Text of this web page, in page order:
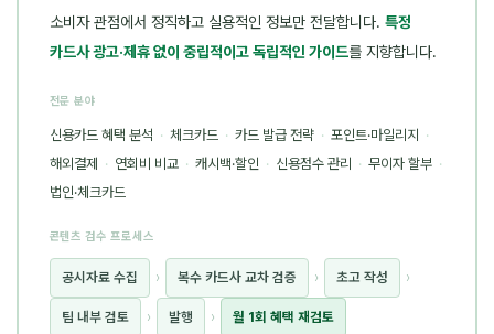
소비자 관점에서 정직하고 실용적인 정보만 전달합니다. 특정
카드사 광고·제휴 없이 중립적이고 독립적인 가이드를 지향합니다.
전문 분야
신용카드 혜택 분석 · 체크카드 · 카드 발급 전략 · 포인트·마일리지 ·
해외결제 · 연회비 비교 · 캐시백·할인 · 신용점수 관리 · 무이자 할부 ·
법인·체크카드
콘텐츠 검수 프로세스
공시자료 수집 › 복수 카드사 교차 검증 › 초고 작성 ›
팀 내부 검토 › 발행 › 월 1회 혜택 재검토